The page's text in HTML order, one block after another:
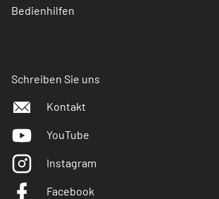
Bedienhilfen
Schreiben Sie uns
Kontakt
YouTube
Instagram
Facebook